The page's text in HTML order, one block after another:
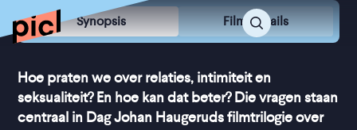
Synopsis Film Details
Hoe praten we over relaties, intimiteit en
seksualiteit? En hoe kan dat beter? Die vragen staan
centraal in Dag Johan Haugeruds filmtrilogie over